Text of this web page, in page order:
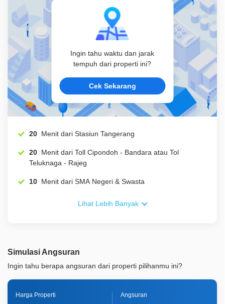
Ingin tahu waktu dan jarak
tempuh dari properti ini?
Cek Sekarang
20 Menit dari Stasiun Tangerang
20 Menit dari Toll Cipondoh - Bandara atau Tol
Teluknaga - Rajeg
10 Menit dari SMA Negeri & Swasta
Lihat Lebih Banyak
Simulasi Angsuran
Ingin tahu berapa angsuran dari properti pilihanmu ini?
Harga Properti Angsuran